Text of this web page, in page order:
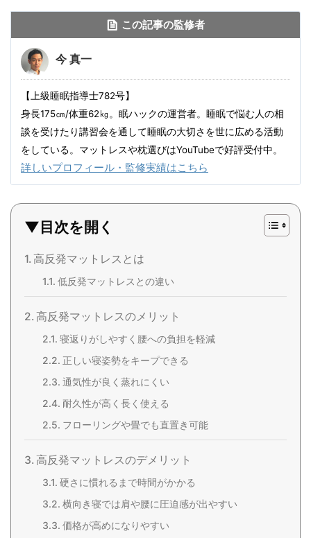
この記事の監修者
今 真一
【上級睡眠指導士782号】
身長175㎝/体重62㎏。眠ハックの運営者。睡眠で悩む人の相
談を受けたり講習会を通して睡眠の大切さを世に広める活動
をしている。マットレスや枕選びはYouTubeで好評受付中。
詳しいプロフィール・監修実績はこちら
▼目次を開く
高反発マットレスとは
低反発マットレスとの違い
高反発マットレスのメリット
寝返りがしやすく腰への負担を軽減
正しい寝姿勢をキープできる
通気性が良く蒸れにくい
耐久性が高く長く使える
フローリングや畳でも直置き可能
高反発マットレスのデメリット
硬さに慣れるまで時間がかかる
横向き寝では肩や腰に圧迫感が出やすい
価格が高めになりやすい